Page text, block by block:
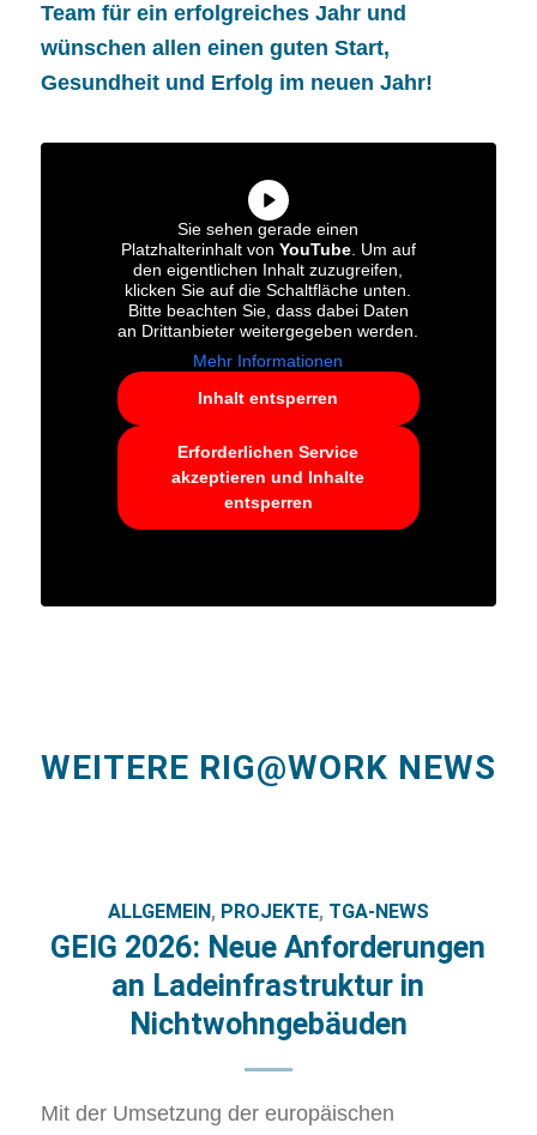
Team für ein erfolgreiches Jahr und
wünschen allen einen guten Start,
Gesundheit und Erfolg im neuen Jahr!
Sie sehen gerade einen
Platzhalterinhalt von YouTube. Um auf
den eigentlichen Inhalt zuzugreifen,
klicken Sie auf die Schaltfläche unten.
Bitte beachten Sie, dass dabei Daten
an Drittanbieter weitergegeben werden.
Mehr Informationen
Inhalt entsperren
Erforderlichen Service
akzeptieren und Inhalte
entsperren
WEITERE RIG@WORK NEWS
ALLGEMEIN , PROJEKTE, TGA-NEWS
GEIG 2026: Neue Anforderungen
an Ladeinfrastruktur in
Nichtwohngebäuden
Mit der Umsetzung der europäischen